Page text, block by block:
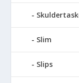
Slim
Slips